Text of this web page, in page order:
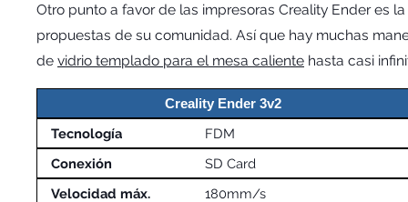
Otro punto a favor de las impresoras Creality Ender es
propuestas de su comunidad. Así que hay muchas
de vidrio templado para el mesa caliente hasta casi
Creality Ender 3v2
Tecnología
FDM
Conexión
SD Card
Velocidad máx.
180mm/s